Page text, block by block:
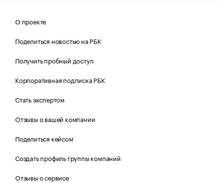
О проекте
Поделиться новостью на РБК
Получить пробный доступ
Корпоративная подписка РБК
Стать экспертом
Отзывы о вашей компании
Поделиться кейсом
Создать профиль группы компаний
Отзывы о сервисе